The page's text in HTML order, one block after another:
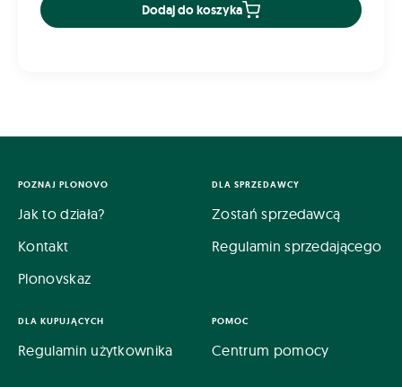
Dodaj do koszyka
POZNAJ PLONOVO
Jak to działa?
Kontakt
Plonovskaz
DLA SPRZEDAWCY
Zostań sprzedawcą
Regulamin sprzedającego
DLA KUPUJĄCYCH
Regulamin użytkownika
POMOC
Centrum pomocy